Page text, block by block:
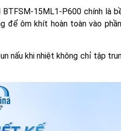
15ML1-P600 chính là
ôm khít hoàn toàn vào
nấu khi nhiệt không chỉ tập